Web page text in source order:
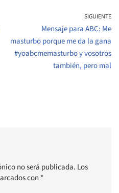
SIGUIENTE
Mensaje para ABC: Me
masturbo porque me da la gana
#yoabcmemasturbo y vosotros
también, pero mal
no será publicada. Los
con *